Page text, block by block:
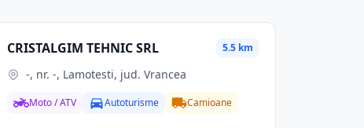
CRISTALGIM TEHNIC SRL 5.5 km
-, nr. -, Lamotesti, jud. Vrancea
Moto / ATV Autoturisme Camioane